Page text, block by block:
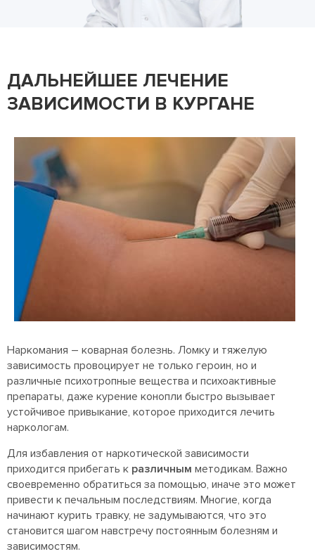
ДАЛЬНЕЙШЕЕ ЛЕЧЕНИЕ
ЗАВИСИМОСТИ В КУРГАНЕ
Наркомания – коварная болезнь. Ломку и тяжелую
зависимость провоцирует не только героин, но и
различные психотропные вещества и психоактивные
препараты, даже курение конопли быстро вызывает
устойчивое привыкание, которое приходится лечить
наркологам.
Для избавления от наркотической зависимости
приходится прибегать к различным методикам. Важно
своевременно обратиться за помощью, иначе это может
привести к печальным последствиям. Многие, когда
начинают курить травку, не задумываются, что это
становится шагом навстречу постоянным болезням и
зависимостям.